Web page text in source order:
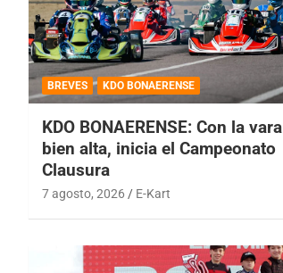
BREVES KDO BONAERENSE
KDO BONAERENSE: Con la vara
bien alta, inicia el Campeonato
Clausura
7 agosto, 2026 E-Kart